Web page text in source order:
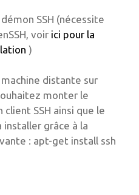
SSH (nécessite
voir ici pour la
)
distante sur
monter le
SSH ainsi que le
installer grâce à la
: apt-get install ssh